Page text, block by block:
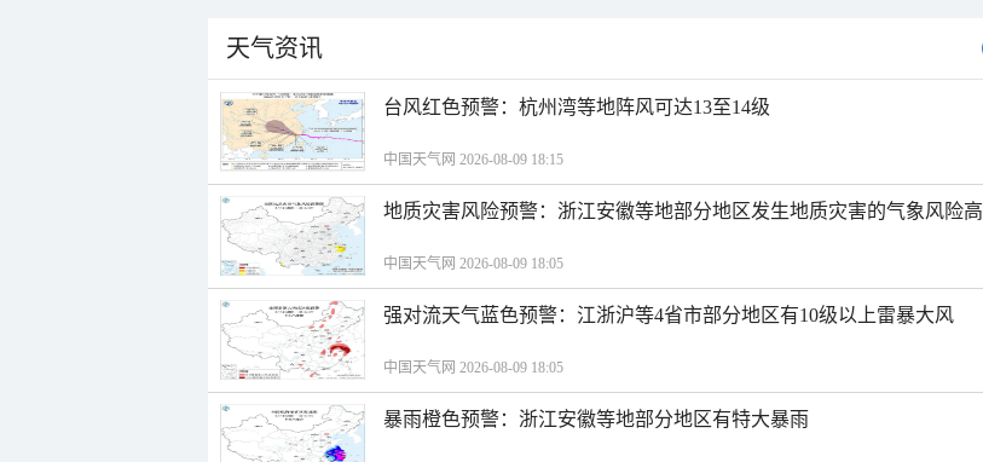
天气资讯
​台风红色预警：杭州湾等地阵风可达13至14级
中国天气网 2026-08-09 18:15
地质灾害风险预警：浙江安徽等地部分地区发生地质灾害的气象风险高
中国天气网 2026-08-09 18:05
强对流天气蓝色预警：江浙沪等4省市部分地区有10级以上雷暴大风
中国天气网 2026-08-09 18:05
暴雨橙色预警：浙江安徽等地部分地区有特大暴雨